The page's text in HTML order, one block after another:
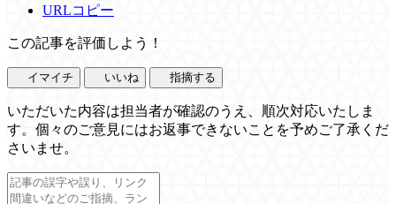
URLコピー
この記事を評価しよう！
イマイチ いいね 指摘する
いただいた内容は担当者が確認のうえ、順次対応いたしま
す。個々のご意見にはお返事できないことを予めご了承くだ
さいませ。